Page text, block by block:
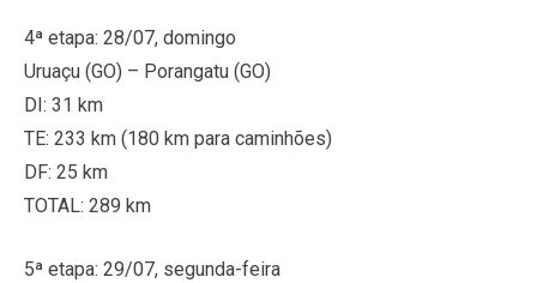
4ª etapa: 28/07, domingo
Uruaçu (GO) – Porangatu (GO)
DI: 31 km
TE: 233 km (180 km para caminhões)
DF: 25 km
TOTAL: 289 km
5ª etapa: 29/07, segunda-feira